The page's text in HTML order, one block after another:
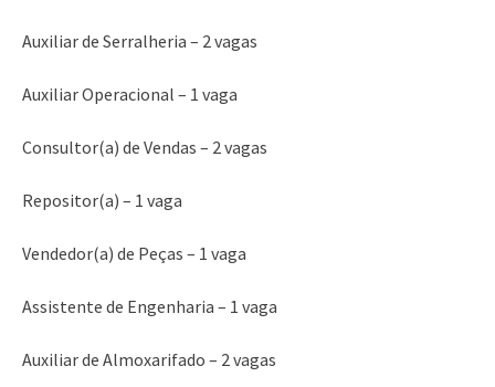
Auxiliar de Serralheria – 2 vagas
Auxiliar Operacional – 1 vaga
Consultor(a) de Vendas – 2 vagas
Repositor(a) – 1 vaga
Vendedor(a) de Peças – 1 vaga
Assistente de Engenharia – 1 vaga
Auxiliar de Almoxarifado – 2 vagas